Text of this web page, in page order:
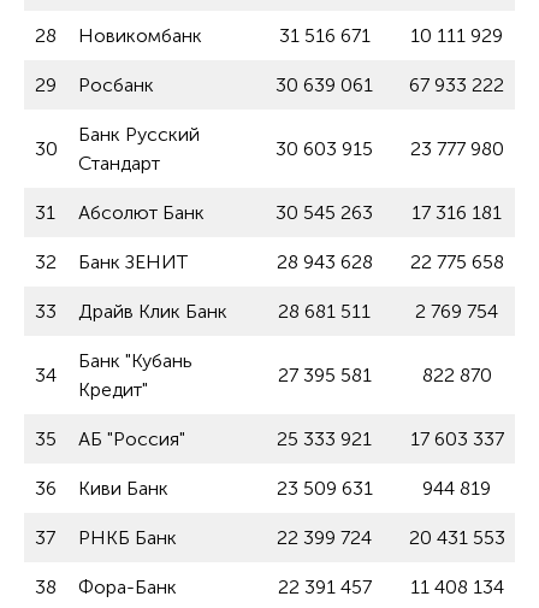
28 Новикомбанк 31 516 671 10 111 929
29 Росбанк 30 639 061 67 933 222
30
Банк Русский
Стандарт
30 603 915 23 777 980
31 Абсолют Банк 30 545 263 17 316 181
32 Банк ЗЕНИТ 28 943 628 22 775 658
33 Драйв Клик Банк 28 681 511 2 769 754
34
Банк "Кубань
Кредит"
27 395 581 822 870
35 АБ "Россия" 25 333 921 17 603 337
36 Киви Банк 23 509 631 944 819
37 РНКБ Банк 22 399 724 20 431 553
38 Фора-Банк 22 391 457 11 408 134